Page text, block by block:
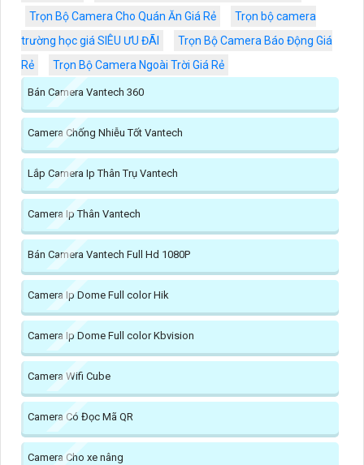
Trọn Bộ Camera Cho Quán Ăn Giá Rẻ
Trọn bộ camera
trường học giá SIÊU ƯU ĐÃI
Trọn Bộ Camera Báo Động Giá
Rẻ
Trọn Bộ Camera Ngoài Trời Giá Rẻ
Bán Camera Vantech 360
Camera Chống Nhiễu Tốt Vantech
Lắp Camera Ip Thân Trụ Vantech
Camera Ip Thân Vantech
Bán Camera Vantech Full Hd 1080P
Camera Ip Dome Full color Hik
Camera Ip Dome Full color Kbvision
Camera Wifi Cube
Camera Có Đọc Mã QR
Camera Cho xe nâng